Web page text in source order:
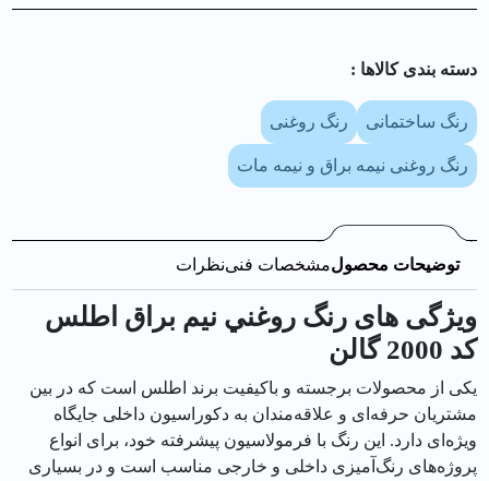
دسته بندی کالا‌ها :
رنگ ساختمانی رنگ روغنی
رنگ روغنی نیمه براق و نیمه مات
توضیحات محصولمشخصات فنینظرات
ویژگی های رنگ روغني نيم براق اطلس
کد 2000 گالن
یکی از محصولات برجسته و باکیفیت برند اطلس است که در بین
مشتریان حرفه‌ای و علاقه‌مندان به دکوراسیون داخلی جایگاه
ویژه‌ای دارد. این رنگ با فرمولاسیون پیشرفته خود، برای انواع
پروژه‌های رنگ‌آمیزی داخلی و خارجی مناسب است و در بسیاری